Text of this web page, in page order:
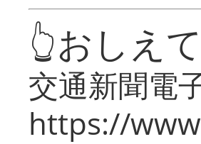
👆おしえ
交通新聞電
https://